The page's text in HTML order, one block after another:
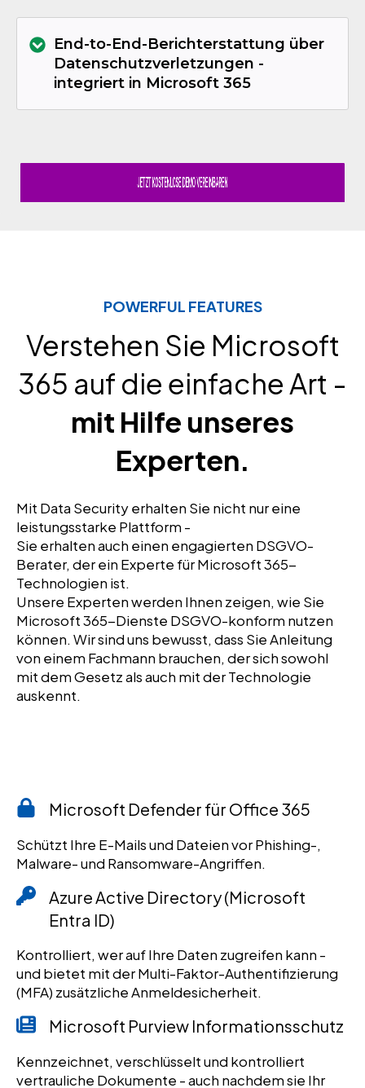
End-to-End-Berichterstattung über
Datenschutzverletzungen -
integriert in Microsoft 365
POWERFUL FEATURES
Verstehen Sie Microsoft
365 auf die einfache Art -
mit Hilfe unseres
Experten.
Mit Data Security erhalten Sie nicht nur eine
leistungsstarke Plattform -
Sie erhalten auch einen engagierten DSGVO-
Berater, der ein Experte für Microsoft 365-
Technologien ist.
Unsere Experten werden Ihnen zeigen, wie Sie
Microsoft 365-Dienste DSGVO-konform nutzen
können. Wir sind uns bewusst, dass Sie Anleitung
von einem Fachmann brauchen, der sich sowohl
mit dem Gesetz als auch mit der Technologie
auskennt.
Microsoft Defender für Office 365
Schützt Ihre E-Mails und Dateien vor Phishing-,
Malware- und Ransomware-Angriffen.
Azure Active Directory (Microsoft
Entra ID)
Kontrolliert, wer auf Ihre Daten zugreifen kann -
und bietet mit der Multi-Faktor-Authentifizierung
(MFA) zusätzliche Anmeldesicherheit.
Microsoft Purview Informationsschutz
Kennzeichnet, verschlüsselt und kontrolliert
vertrauliche Dokumente - auch nachdem sie Ihr